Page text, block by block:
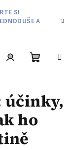
SI
A
košík
účinky,
ho